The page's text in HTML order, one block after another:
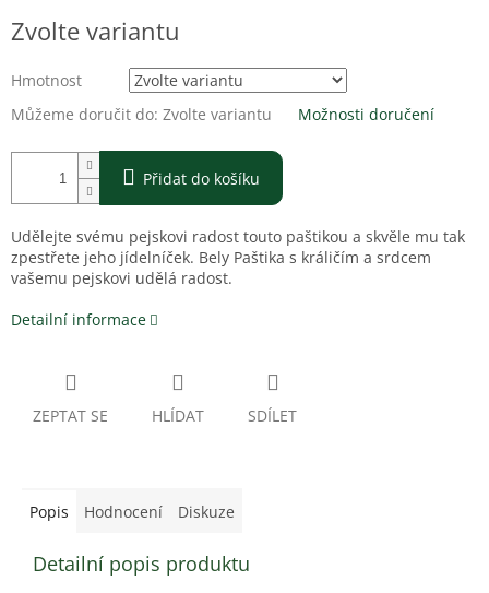
cena:
Zvolte variantu
Hmotnost
Můžeme doručit do: Zvolte variantu Možnosti doručení
Přidat do košíku
Udělejte svému pejskovi radost touto paštikou a skvěle mu tak
zpestřete jeho jídelníček. Bely Paštika s králičím a srdcem
vašemu pejskovi udělá radost.
Detailní informace
ZEPTAT SE HLÍDAT SDÍLET
Popis Hodnocení Diskuze
Detailní popis produktu